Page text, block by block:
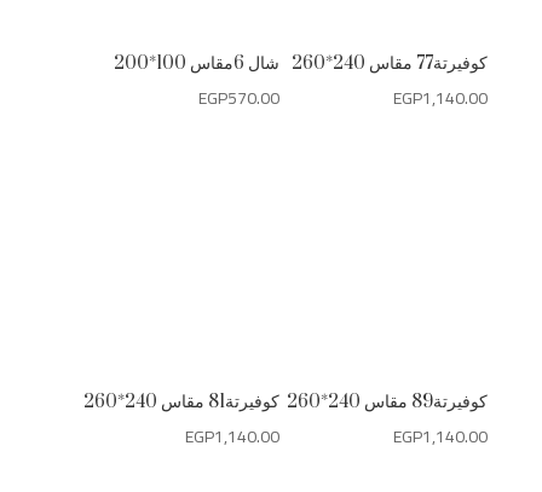
شال 6مقاس 100*200
EGP570.00
كوفيرتة77 مقاس 240*260
EGP1,140.00
كوفيرتة81 مقاس 240*260
EGP1,140.00
كوفيرتة89 مقاس 240*260
EGP1,140.00